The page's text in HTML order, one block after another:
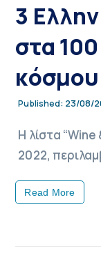
3
στα
Published: 23/08/
Η λίστα
2022,
Read More